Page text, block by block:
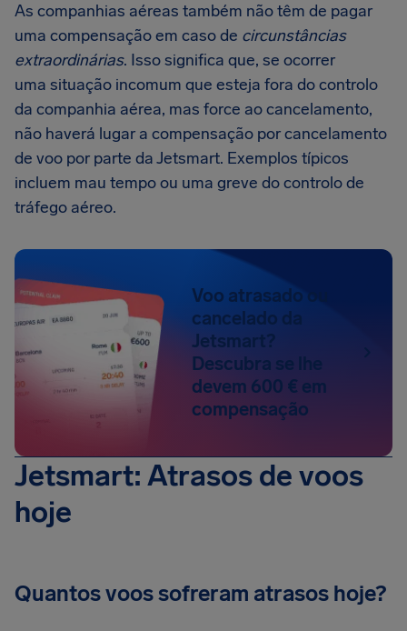
As companhias aéreas também não têm de pagar
uma compensação em caso de circunstâncias
extraordinárias. Isso significa que, se ocorrer
uma situação incomum que esteja fora do controlo
da companhia aérea, mas force ao cancelamento,
não haverá lugar a compensação por cancelamento
de voo por parte da Jetsmart. Exemplos típicos
incluem mau tempo ou uma greve do controlo de
tráfego aéreo.
Voo atrasado ou
cancelado da
Jetsmart?
Descubra se lhe
devem 600 € em
compensação
Jetsmart: Atrasos de voos
hoje
Quantos voos sofreram atrasos hoje?